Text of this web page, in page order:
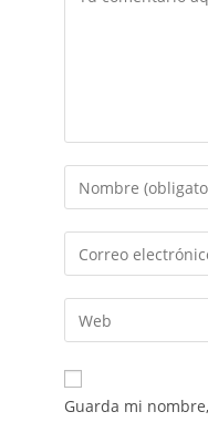
Guarda mi